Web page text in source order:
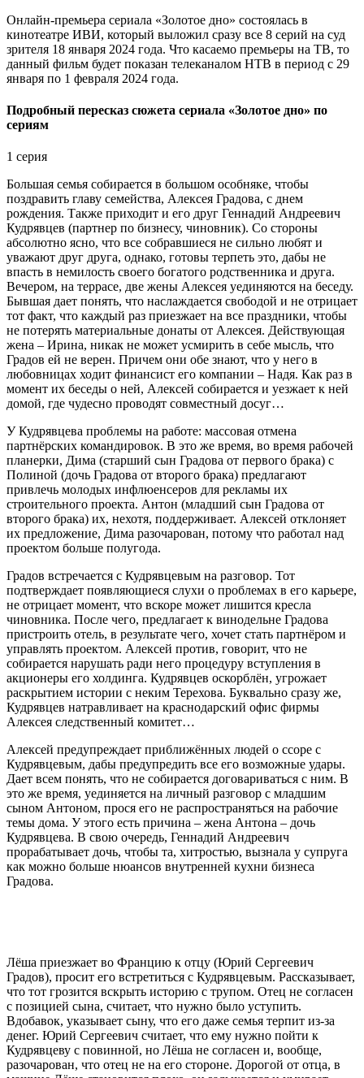
Онлайн-премьера сериала «Золотое дно» состоялась в
кинотеатре ИВИ, который выложил сразу все 8 серий на суд
зрителя 18 января 2024 года. Что касаемо премьеры на ТВ, то
данный фильм будет показан телеканалом НТВ в период с 29
января по 1 февраля 2024 года.
Подробный пересказ сюжета сериала «Золотое дно» по
сериям
1 серия
Большая семья собирается в большом особняке, чтобы
поздравить главу семейства, Алексея Градова, с днем
рождения. Также приходит и его друг Геннадий Андреевич
Кудрявцев (партнер по бизнесу, чиновник). Со стороны
абсолютно ясно, что все собравшиеся не сильно любят и
уважают друг друга, однако, готовы терпеть это, дабы не
впасть в немилость своего богатого родственника и друга.
Вечером, на террасе, две жены Алексея уединяются на беседу.
Бывшая дает понять, что наслаждается свободой и не отрицает
тот факт, что каждый раз приезжает на все праздники, чтобы
не потерять материальные донаты от Алексея. Действующая
жена – Ирина, никак не может усмирить в себе мысль, что
Градов ей не верен. Причем они обе знают, что у него в
любовницах ходит финансист его компании – Надя. Как раз в
момент их беседы о ней, Алексей собирается и уезжает к ней
домой, где чудесно проводят совместный досуг…
У Кудрявцева проблемы на работе: массовая отмена
партнёрских командировок. В это же время, во время рабочей
планерки, Дима (старший сын Градова от первого брака) с
Полиной (дочь Градова от второго брака) предлагают
привлечь молодых инфлюенсеров для рекламы их
строительного проекта. Антон (младший сын Градова от
второго брака) их, нехотя, поддерживает. Алексей отклоняет
их предложение, Дима разочарован, потому что работал над
проектом больше полугода.
Градов встречается с Кудрявцевым на разговор. Тот
подтверждает появляющиеся слухи о проблемах в его карьере,
не отрицает момент, что вскоре может лишится кресла
чиновника. После чего, предлагает к винодельне Градова
пристроить отель, в результате чего, хочет стать партнёром и
управлять проектом. Алексей против, говорит, что не
собирается нарушать ради него процедуру вступления в
акционеры его холдинга. Кудрявцев оскорблён, угрожает
раскрытием истории с неким Терехова. Буквально сразу же,
Кудрявцев натравливает на краснодарский офис фирмы
Алексея следственный комитет…
Алексей предупреждает приближённых людей о ссоре с
Кудрявцевым, дабы предупредить все его возможные удары.
Дает всем понять, что не собирается договариваться с ним. В
это же время, уединяется на личный разговор с младшим
сыном Антоном, прося его не распространяться на рабочие
темы дома. У этого есть причина – жена Антона – дочь
Кудрявцева. В свою очередь, Геннадий Андреевич
прорабатывает дочь, чтобы та, хитростью, вызнала у супруга
как можно больше нюансов внутренней кухни бизнеса
Градова.
Лёша приезжает во Францию к отцу (Юрий Сергеевич
Градов), просит его встретиться с Кудрявцевым. Рассказывает,
что тот грозится вскрыть историю с трупом. Отец не согласен
с позицией сына, считает, что нужно было уступить.
Вдобавок, указывает сыну, что его даже семья терпит из-за
денег. Юрий Сергеевич считает, что ему нужно пойти к
Кудрявцеву с повинной, но Лёша не согласен и, вообще,
разочарован, что отец не на его стороне. Дорогой от отца, в